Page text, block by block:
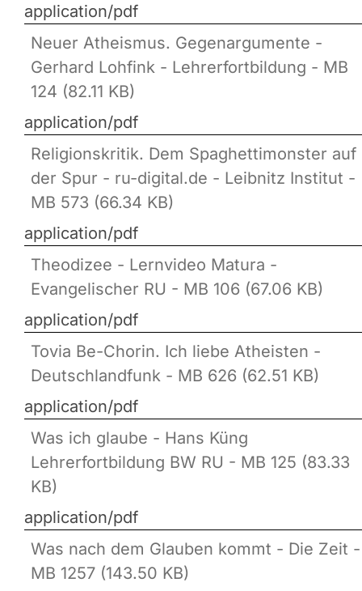
application/pdf
Neuer Atheismus. Gegenargumente -
Gerhard Lohfink - Lehrerfortbildung - MB
124 (82.11 KB)
application/pdf
Religionskritik. Dem Spaghettimonster auf
der Spur - ru-digital.de - Leibnitz Institut -
MB 573 (66.34 KB)
application/pdf
Theodizee - Lernvideo Matura -
Evangelischer RU - MB 106 (67.06 KB)
application/pdf
Tovia Be-Chorin. Ich liebe Atheisten -
Deutschlandfunk - MB 626 (62.51 KB)
application/pdf
Was ich glaube - Hans Küng
Lehrerfortbildung BW RU - MB 125 (83.33
KB)
application/pdf
Was nach dem Glauben kommt - Die Zeit -
MB 1257 (143.50 KB)